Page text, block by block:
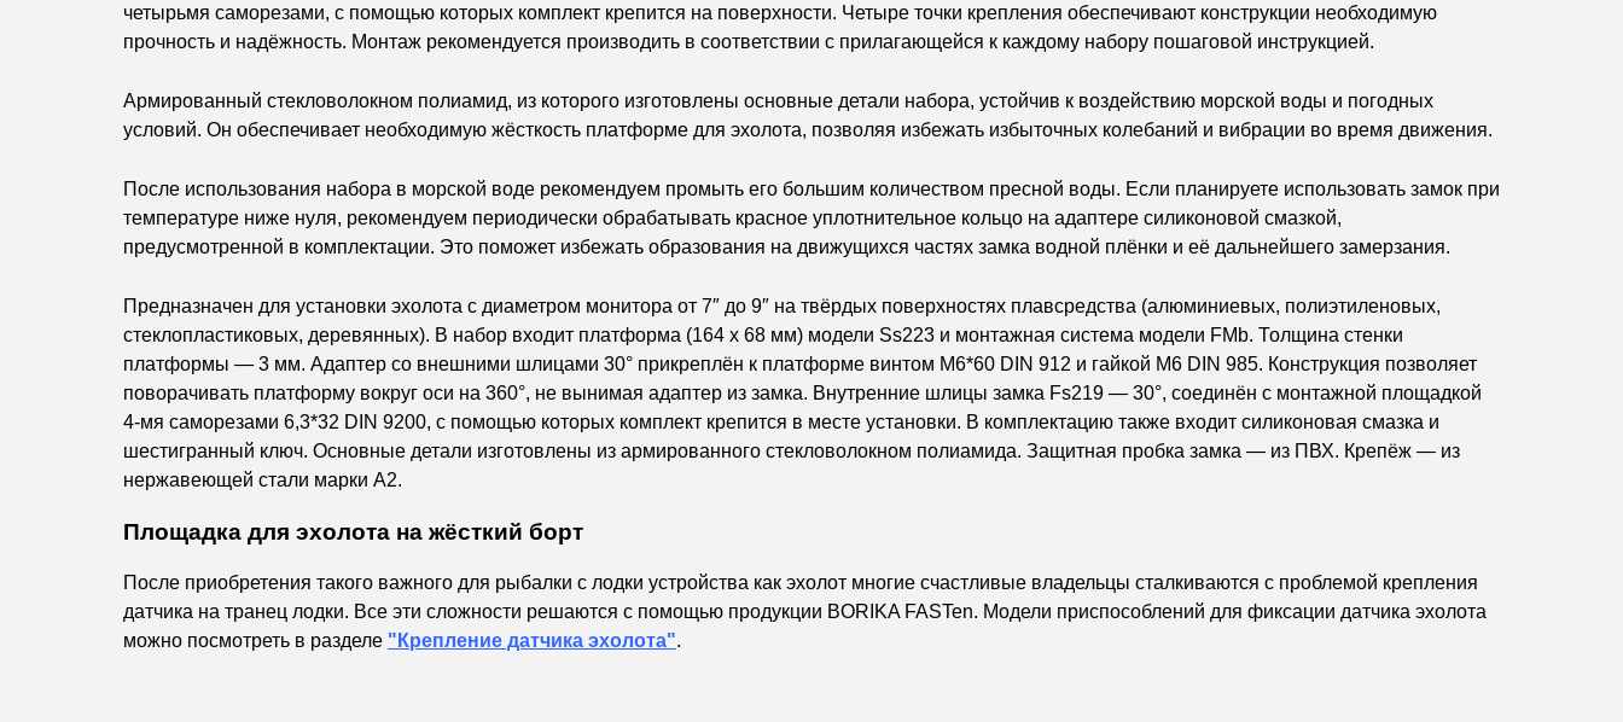
четырьмя саморезами, с помощью которых комплект крепится на поверхности. Четыре точки крепления обеспечивают конструкции необходимую
прочность и надёжность. Монтаж рекомендуется производить в соответствии с прилагающейся к каждому набору пошаговой инструкцией.
Армированный стекловолокном полиамид, из которого изготовлены основные детали набора, устойчив к воздействию морской воды и погодных
условий. Он обеспечивает необходимую жёсткость платформе для эхолота, позволяя избежать избыточных колебаний и вибрации во время движения.
После использования набора в морской воде рекомендуем промыть его большим количеством пресной воды. Если планируете использовать замок при
температуре ниже нуля, рекомендуем периодически обрабатывать красное уплотнительное кольцо на адаптере силиконовой смазкой,
предусмотренной в комплектации. Это поможет избежать образования на движущихся частях замка водной плёнки и её дальнейшего замерзания.
Предназначен для установки эхолота с диаметром монитора от 7″ до 9″ на твёрдых поверхностях плавсредства (алюминиевых, полиэтиленовых,
стеклопластиковых, деревянных). В набор входит платформа (164 х 68 мм) модели Ss223 и монтажная система модели FMb. Толщина стенки
платформы — 3 мм. Адаптер со внешними шлицами 30° прикреплён к платформе винтом M6*60 DIN 912 и гайкой M6 DIN 985. Конструкция позволяет
поворачивать платформу вокруг оси на 360°, не вынимая адаптер из замка. Внутренние шлицы замка Fs219 — 30°, соединён с монтажной площадкой
4-мя саморезами 6,3*32 DIN 9200, с помощью которых комплект крепится в месте установки. В комплектацию также входит силиконовая смазка и
шестигранный ключ. Основные детали изготовлены из армированного стекловолокном полиамида. Защитная пробка замка — из ПВХ. Крепёж — из
нержавеющей стали марки А2.
Площадка для эхолота на жёсткий борт
После приобретения такого важного для рыбалки с лодки устройства как эхолот многие счастливые владельцы сталкиваются с проблемой крепления
датчика на транец лодки. Все эти сложности решаются с помощью продукции BORIKA FASTen. Модели приспособлений для фиксации датчика эхолота
можно посмотреть в разделе "Крепление датчика эхолота".